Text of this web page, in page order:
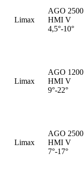
Limax
AGO 2500
HMI V
4,5°-10°
Limax
AGO 1200
HMI V
9°-22°
Limax
AGO 2500
HMI V
7°-17°